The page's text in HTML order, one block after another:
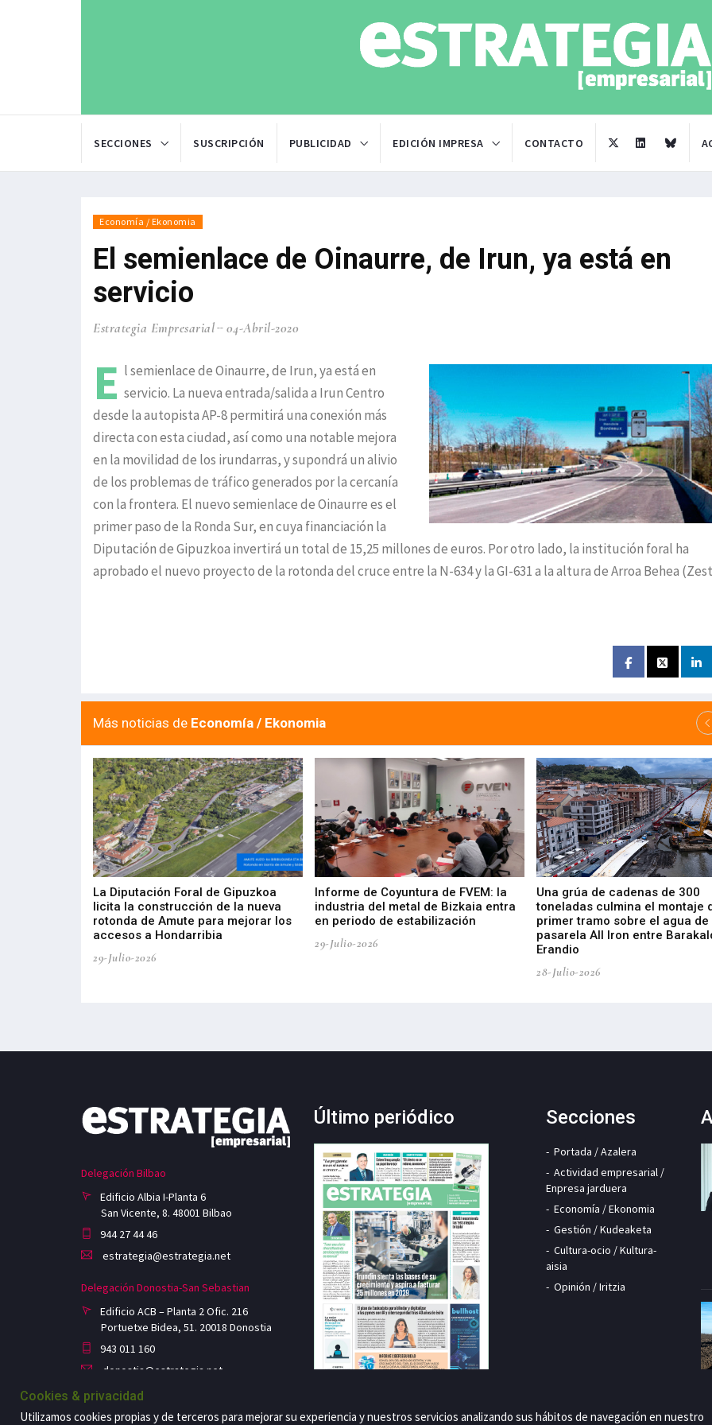
SECCIONES SUSCRIPCIÓN PUBLICIDAD EDICIÓN IMPRESA CONTACTO
Economía / Ekonomia
El semienlace de Oinaurre, de Irun, ya está en
servicio
Estrategia Empresarial 04-Abril-2020
E l semienlace de Oinaurre, de Irun, ya está en
servicio. La nueva entrada/salida a Irun Centro
desde la autopista AP-8 permitirá una conexión más
directa con esta ciudad, así como una notable mejora
en la movilidad de los irundarras, y supondrá un alivio
de los problemas de tráfico generados por la cercanía
con la frontera. El nuevo semienlace de Oinaurre es el
primer paso de la Ronda Sur, en cuya financiación la
Diputación de Gipuzkoa invertirá un total de 15,25 millones de euros. Por otro lado, la institución foral ha
aprobado el nuevo proyecto de la rotonda del cruce entre la N-634 y la GI-631 a la altura de Arroa Behea
Más noticias de Economía / Ekonomia
La Diputación Foral de Gipuzkoa
licita la construcción de la nueva
rotonda de Amute para mejorar los
accesos a Hondarribia
29-Julio-2026
Informe de Coyuntura de FVEM: la
industria del metal de Bizkaia entra
en periodo de estabilización
29-Julio-2026
Una grúa de cadenas de 300
toneladas culmina el montaje
primer tramo sobre el agua de
pasarela All Iron entre
Erandio
28-Julio-2026
Delegación Bilbao
Edificio Albia I-Planta 6
San Vicente, 8. 48001 Bilbao
944 27 44 46
estrategia@estrategia.net
Delegación Donostia-San Sebastian
Edificio ACB – Planta 2 Ofic. 216
Portuetxe Bidea, 51. 20018 Donostia
943 011 160
donostia@estrategia.net
Último periódico Secciones
Portada / Azalera
Actividad empresarial /
Enpresa jarduera
Economía / Ekonomia
Gestión / Kudeaketa
Cultura-ocio / Kultura-
aisia
Opinión / Iritzia
Cookies & privacidad
Utilizamos cookies propias y de terceros para mejorar su experiencia y nuestros servicios analizando sus hábitos de navegación en nuestro